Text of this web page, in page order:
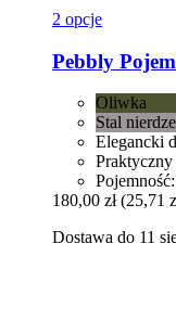
2 opcje
Pebbly
Oliwka
Stal
Elegancki
180,00 zł (25,71
Dostawa do 11